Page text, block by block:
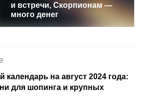
и встречи, Скорпионам —
много денег
на август 2024 года:
для шопинга и крупных